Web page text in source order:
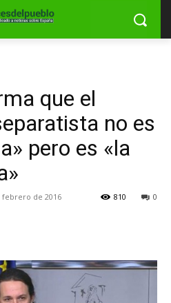
que el
no es
pero es «la
febrero de 2016 0
810